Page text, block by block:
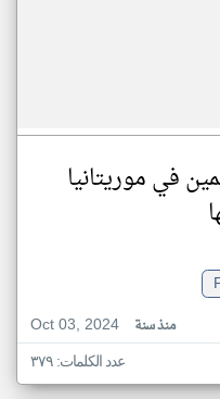
في موريتانيا
Oct 03, 2024
منذ سنة
عدد الكلمات: ٣٧٩